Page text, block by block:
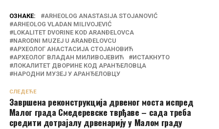
ОЗНАКЕ:
ARHEOLOG ANASTASIJA STOJANOVIĆ
ARHEOLOG VLADAN MILIVOJEVIĆ
LOKALITET DVORINE KOD ARANĐELOVCA
NARODNI MUZEJ U ARANĐELOVCU
АРХЕОЛОГ АНАСТАСИЈА СТОЈАНОВИЋ
АРХЕОЛОГ ВЛАДАН МИЛИВОЈЕВИЋ
ИСТАКНУТО
ЛОКАЛИТЕТ ДВОРИНЕ КОД АРАНЂЕЛОВЦА
НАРОДНИ МУЗЕЈ У АРАНЂЕЛОВЦУ
СЛЕДЕЋЕ
Завршена реконструкција дрвеног моста испред
Малог града Смедеревске тврђаве – сада треба
средити дотрајалу дрвенарију у Малом граду